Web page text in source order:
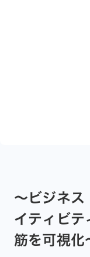
～ビジネス
イティビ
筋を可視化